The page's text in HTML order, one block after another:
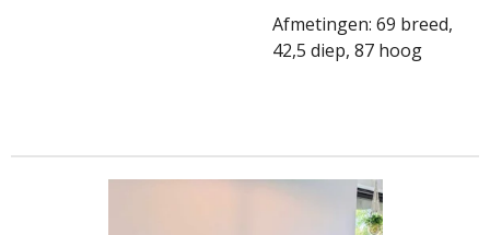
Afmetingen: 69 breed,
42,5 diep, 87 hoog